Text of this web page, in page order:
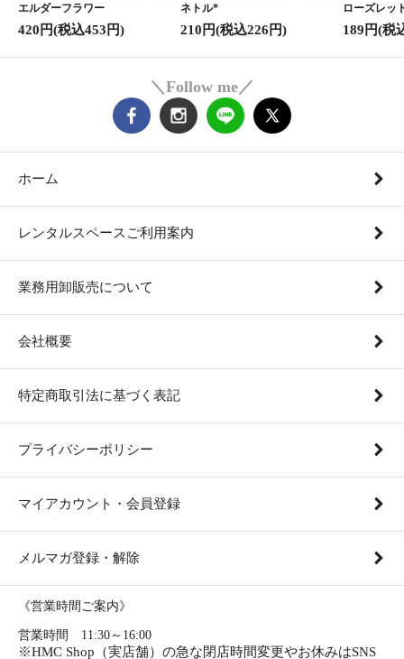
エルダーフラワー
420円(税込453円)
ネトル*
210円(税込226円)
ローズレッ
189円(税
＼Follow me／
ホーム
レンタルスペースご利用案内
業務用卸販売について
会社概要
特定商取引法に基づく表記
プライバシーポリシー
マイアカウント・会員登録
メルマガ登録・解除
《営業時間ご案内》
営業時間 11:30～16:00
※HMC Shop（実店舗）の急な閉店時間変更やお休みはSNS